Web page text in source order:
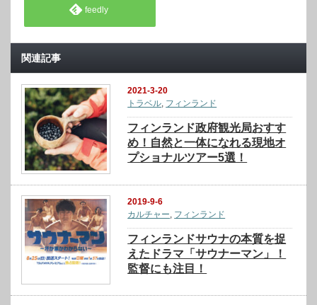
feedly
関連記事
2021-3-20
トラベル, フィンランド
フィンランド政府観光局おすす
め！自然と一体になれる現地オ
プショナルツアー5選！
2019-9-6
カルチャー フィンランド
フィンランドサウナの本質を捉
えたドラマ「サウナーマン」！
監督にも注目！